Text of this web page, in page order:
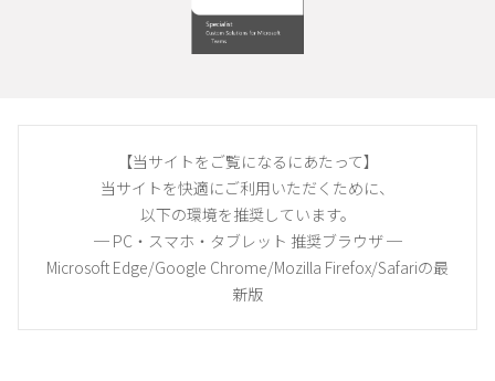
【当サイトをご覧になるにあたって】
当サイトを快適にご利用いただくために、
以下の環境を推奨しています。
─ PC・スマホ・タブレット 推奨ブラウザ ─
Microsoft Edge/Google Chrome/Mozilla Firefox/Safariの最
新版